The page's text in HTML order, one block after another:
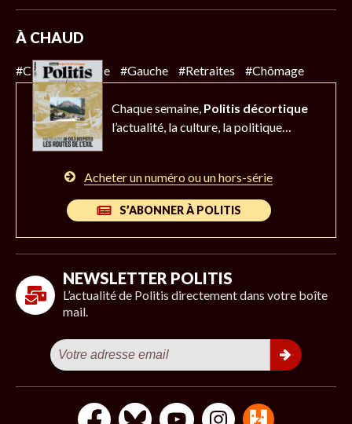
À CHAUD
#Climat #Police #Gauche #Retraites #Chômage
Chaque semaine, Politis décortique
l’actualité, la culture, la politique…
Acheter un numéro ou un hors-série
S’ABONNER À POLITIS
NEWSLETTER POLITIS
L’actualité de Politis directement dans votre boîte
mail.